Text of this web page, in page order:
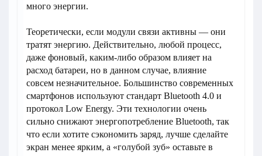
много энергии.
Теоретически, если модули связи активны — они
тратят энергию. Действительно, любой процесс,
даже фоновый, каким-либо образом влияет на
расход батареи, но в данном случае, влияние
совсем незначительное. Большинство современных
смартфонов используют стандарт Bluetooth 4.0 и
протокол Low Energy. Эти технологии очень
сильно снижают энергопотребление Bluetooth, так
что если хотите сэкономить заряд, лучше сделайте
экран менее ярким, а «голубой зуб» оставьте в